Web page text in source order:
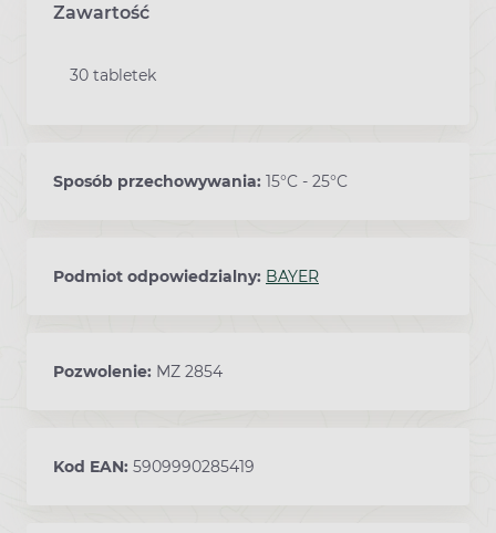
Zawartość
30 tabletek
Sposób przechowywania: 15°C - 25°C
Podmiot odpowiedzialny: BAYER
Pozwolenie: MZ 2854
Kod EAN: 5909990285419